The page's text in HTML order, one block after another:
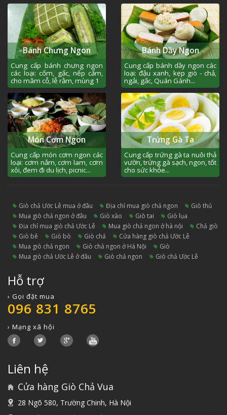
Bánh Chưng Ngon
Cung cấp bánh chưng ngon
các loại: cốm, gấc, nếp cẩm,
cho mâm cỗ, lễ rằm, mùng 1
Bánh Dầy Ngon
Cung cấp bánh dầy ngon các
loại: đậu xanh, kẹp giò - chả,
ngải, gấc, Quán Gánh...
Món Cơm Ngon
Cung cấp món cơm ngon các
loại: cơm nắm, cơm lam, cơm
xôi, đem đi du lịch, picnic...
Trứng Gà Ta
Cung cấp trứng gà ta nuôi thả
vườn, trứng gà sạch, ngon, tốt
cho sức khỏe...
giò chả Ước Lễ mua ở đâu địa chỉ mua giò chả ngon
giò thủ
mua giò chả ngon ở đâu
giò xào giò tai
giò lụa
địa chỉ mua giò chả Ước Lễ
mua giò chả ngon ở hà nội
chả giò
giò bê
giò bò giò chả
cửa hàng giò chả Ước Lễ
mua giò chả ngon
giò chả ngon ở Hà Nội
giò
mua giò chả Ước Lễ ở đâu
giò chả ngon Giò chả Ước Lễ
Hỗ trợ
› Gọi đặt mua
096 831 8765
› Mạng xã hội
Liên hệ
Cửa hàng Giò Chả Vua
28 Ngõ 580, Trường Chinh, Hà Nội